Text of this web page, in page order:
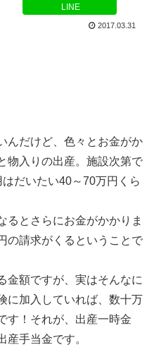
LINE
2017.03.31
んだけど、色々とお金がか
物入りの出産。施設次第で
だいたい40～70万円くら
るとさらにお金がかかりま
の請求がくるということで
金額ですが、実はそんなに
に加入していれば、数十万
す！それが、出産一時金
産手当金です。